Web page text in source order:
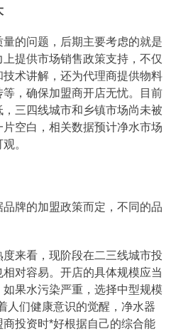
的问题，后期主要考虑的就是
提供市场销售政策支持，不仅
术讲解，还为代理商提供物料
，确保加盟商开店无忧。目前
三四线城市和乡镇市场尚未被
空白，相关数据预计净水市场
。
牌的加盟政策而定，不同的品
来看，现阶段在二三线城市投
对容易。开店的具体规模应当
果水污染严重，选择中型规模
人们健康意识的觉醒，净水器
投资时*好根据自己的综合能